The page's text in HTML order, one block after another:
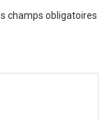
champs obligatoires